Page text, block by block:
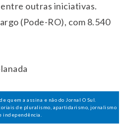
outras iniciativas.
(Pode-RO), com 8.540
quem a assina e não do Jornal O Sul.
de pluralismo, apartidarismo, jornalismo
independência.